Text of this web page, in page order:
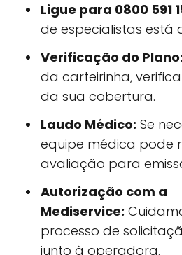
Ligue para 0800 591
de especialistas está
Verificação do Plano:
da carteirinha,
da sua cobertura.
Laudo Médico: Se
equipe médica pode
avaliação para
Autorização com a
Mediservice:
processo de
junto à operadora.